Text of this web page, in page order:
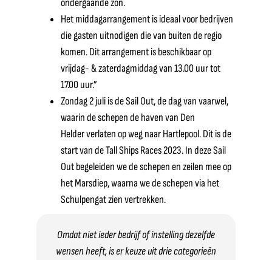
Het middagarrangement is ideaal voor bedrijven
die gasten uitnodigen die van buiten de regio
komen. Dit arrangement is beschikbaar op
vrijdag- & zaterdagmiddag van 13.00 uur tot
17.00 uur.”
Zondag 2 juli is de Sail Out, de dag van vaarwel,
waarin de schepen de haven van Den
Helder verlaten op weg naar Hartlepool. Dit is de
start van de Tall Ships Races 2023. In deze Sail
Out begeleiden we de schepen en zeilen mee op
het Marsdiep, waarna we de schepen via het
Schulpengat zien vertrekken.
Omdat niet ieder bedrijf of instelling dezelfde
wensen heeft, is er keuze uit drie categorieën